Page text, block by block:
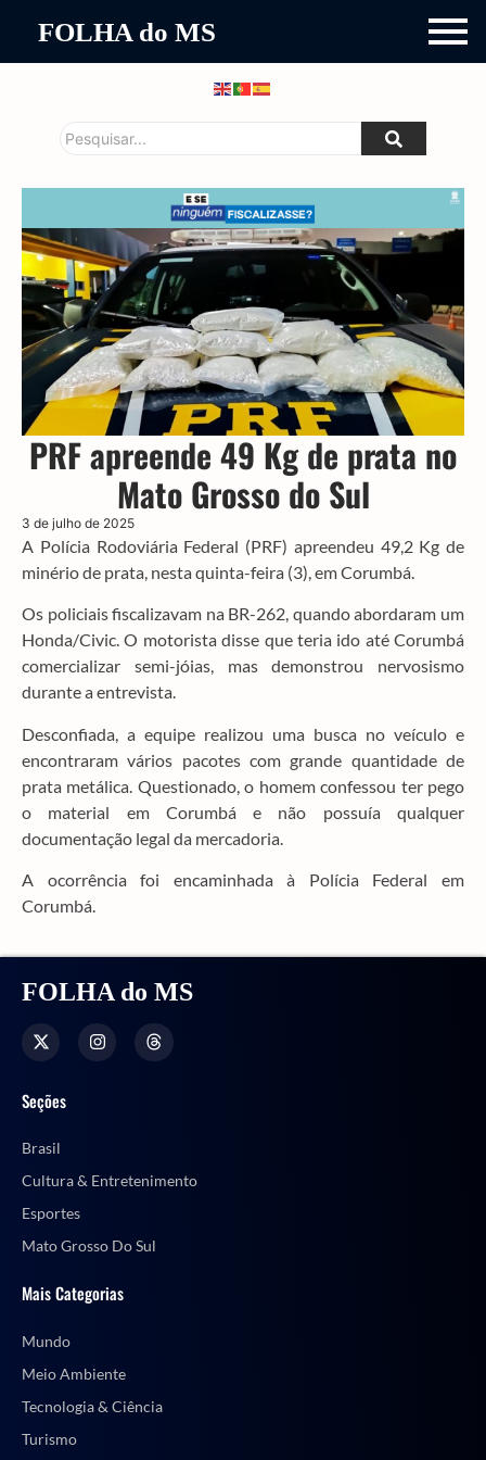
FOLHA do MS
PRF apreende 49 Kg de prata no
Mato Grosso do Sul
3 de julho de 2025
A Polícia Rodoviária Federal (PRF) apreendeu 49,2 Kg de
minério de prata, nesta quinta-feira (3), em Corumbá.
Os policiais fiscalizavam na BR-262, quando abordaram um
Honda/Civic. O motorista disse que teria ido até Corumbá
comercializar semi-jóias, mas demonstrou nervosismo
durante a entrevista.
Desconfiada, a equipe realizou uma busca no veículo e
encontraram vários pacotes com grande quantidade de
prata metálica. Questionado, o homem confessou ter pego
o material em Corumbá e não possuía qualquer
documentação legal da mercadoria.
A ocorrência foi encaminhada à Polícia Federal em
Corumbá.
FOLHA do MS
Seções
Brasil
Cultura & Entretenimento
Esportes
Mato Grosso Do Sul
Mais Categorias
Mundo
Meio Ambiente
Tecnologia & Ciência
Turismo